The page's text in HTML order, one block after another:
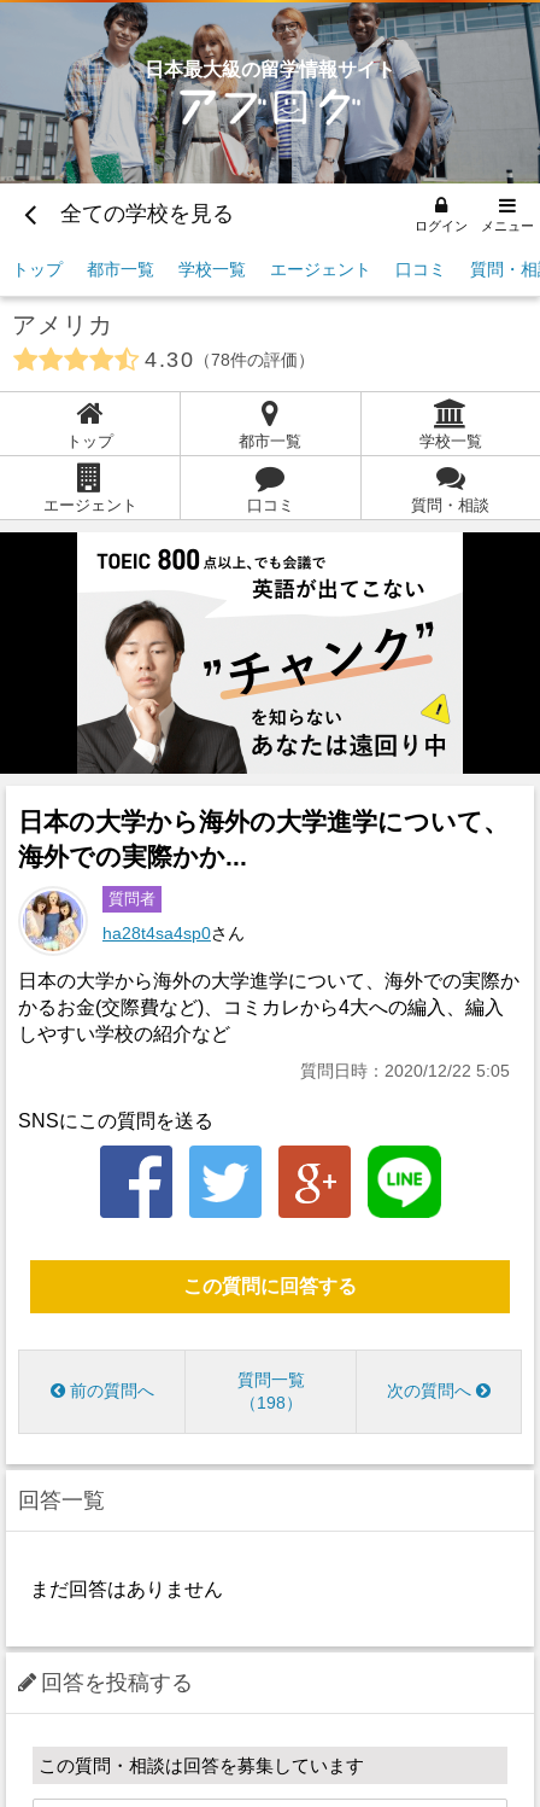
日本最大級の留学情報サイト
全ての学校を見る ログイン メニュー
トップ 都市一覧 学校一覧 エージェント 口コミ 質問・
アメリカ
4.30 78件の評価
トップ 都市一覧 学校一覧
エージェント 口コミ 質問・相談
日本の大学から海外の大学進学について、
海外での実際かか...
質問者
ha28t4sa4sp0さん
日本の大学から海外の大学進学について、海外での実際か
かるお金(交際費など)、コミカレから4大への編入、編入
しやすい学校の紹介など
質問日時：2020/12/22 5:05
SNSにこの質問を送る
この質問に回答する
前の質問へ
質問一覧
198
次の質問へ
回答一覧
まだ回答はありません
回答を投稿する
この質問・相談は回答を募集しています